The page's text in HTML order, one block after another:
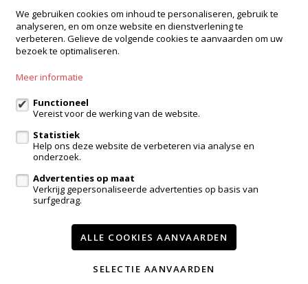
Immo Troef
Brusselsesteenweg 38
9280 Lebbeke
info@immotroef.be
Volg ons op:
Te huur
Contact
We gebruiken cookies om inhoud te personaliseren, gebruik te
analyseren, en om onze website en dienstverlening te
verbeteren. Gelieve de volgende cookies te aanvaarden om uw
bezoek te optimaliseren.
Meer informatie
Functioneel
Vereist voor de werking van de website.
Statistiek
Help ons deze website de verbeteren via analyse en
onderzoek.
Advertenties op maat
Verkrijg gepersonaliseerde advertenties op basis van
surfgedrag.
ALLE COOKIES AANVAARDEN
SELECTIE AANVAARDEN